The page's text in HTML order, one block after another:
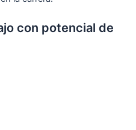
con potencial de